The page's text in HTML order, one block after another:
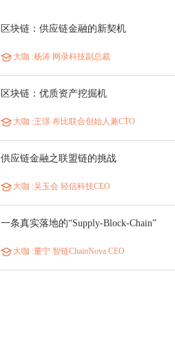
区块链：供应链金融的新契机
大咖 :杨涛 网录科技副总裁
区块链：优质资产挖掘机
大咖 :王璟 布比联合创始人兼CTO
供应链金融之联盟链的挑战
大咖 :吴玉会 轻信科技CEO
一条真实落地的“Supply-Block-Chain”
大咖 :董宁 智链ChainNova CEO